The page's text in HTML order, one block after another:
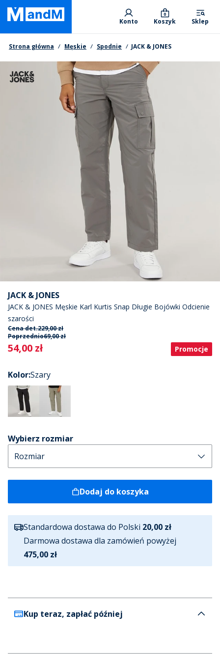
Skip
main
content
Primary departments
Konto Koszyk
0
Sklep
Nawigacja okruszkowa
Strona główna Męskie Spodnie JACK & JONES
JACK & JONES
JACK & JONES Męskie Karl Kurtis Snap Długie Bojówki Odcienie
szarości
Cena det.229,00 zł
Poprzednio69,00 zł
Current
54,00 zł Promocje
Kolor:Szary
Wybierz rozmiar
Dodaj do koszyka
Standardowa dostawa do Polski 20,00 zł
Darmowa dostawa dla zamówień powyżej
475,00 zł
Kup teraz, zapłać później